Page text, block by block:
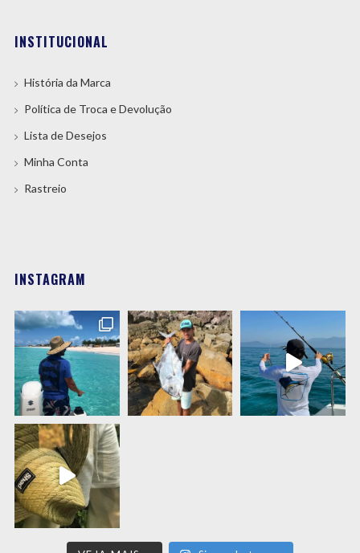
INSTITUCIONAL
História da Marca
Política de Troca e Devolução
Lista de Desejos
Minha Conta
Rastreio
INSTAGRAM